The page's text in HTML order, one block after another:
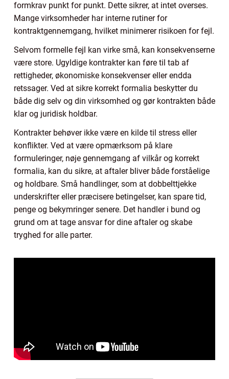
formkrav punkt for punkt. Dette sikrer, at intet overses.
Mange virksomheder har interne rutiner for
kontraktgennemgang, hvilket minimerer risikoen for fejl.
Selvom formelle fejl kan virke små, kan konsekvenserne
være store. Ugyldige kontrakter kan føre til tab af
rettigheder, økonomiske konsekvenser eller endda
retssager. Ved at sikre korrekt formalia beskytter du
både dig selv og din virksomhed og gør kontrakten både
klar og juridisk holdbar.
Kontrakter behøver ikke være en kilde til stress eller
konflikter. Ved at være opmærksom på klare
formuleringer, nøje gennemgang af vilkår og korrekt
formalia, kan du sikre, at aftaler bliver både forståelige
og holdbare. Små handlinger, som at dobbelttjekke
underskrifter eller præcisere betingelser, kan spare tid,
penge og bekymringer senere. Det handler i bund og
grund om at tage ansvar for dine aftaler og skabe
tryghed for alle parter.